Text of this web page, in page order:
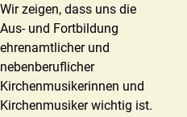
Wir zeigen, dass uns die
Aus- und Fortbildung
ehrenamtlicher und
nebenberuflicher
Kirchenmusikerinnen und
Kirchenmusiker wichtig ist.